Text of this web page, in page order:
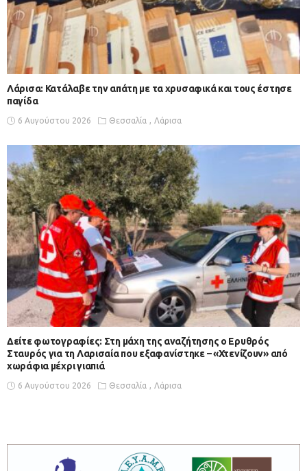
Λάρισα: Κατάλαβε την απάτη με τα χρυσαφικά και τους έστησε
παγίδα
6 Αυγούστου 2026 Θεσσαλία Λάρισα
Δείτε φωτογραφίες: Στη μάχη της αναζήτησης ο Ερυθρός
Σταυρός για τη Λαρισαία που εξαφανίστηκε – «Χτενίζουν» από
χωράφια μέχρι γιαπιά
6 Αυγούστου 2026 Θεσσαλία Λάρισα